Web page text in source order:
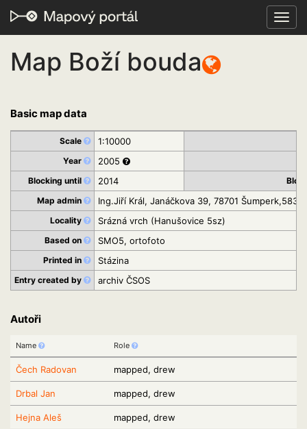
Map Boží bouda
Basic map data
Scale 1:10000
Year
2005
Blocking until
2014
Map admin
Ing.Jiří Král, Janáčkova 39, 78701
Locality Srázná vrch (Hanušovice 5sz)
Based on SMO5, ortofoto
Printed in Stázina
Entry created by archiv ČSOS
Autoři
Name Role
Čech Radovan mapped, drew
Drbal Jan mapped, drew
Hejna Aleš mapped, drew